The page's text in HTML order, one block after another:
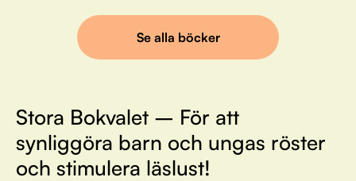
Se alla böcker
Stora Bokvalet – För att
synliggöra barn och ungas röster
och stimulera läslust!